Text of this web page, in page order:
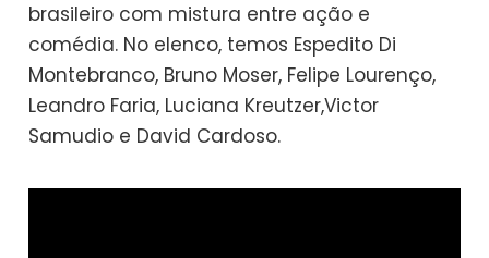
brasileiro com mistura entre ação e
comédia. No elenco, temos Espedito Di
Montebranco, Bruno Moser, Felipe Lourenço,
Leandro Faria, Luciana Kreutzer,Victor
Samudio e David Cardoso.